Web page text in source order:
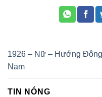
1926 – Nữ – Hướng Đông
Nam
TIN NÓNG